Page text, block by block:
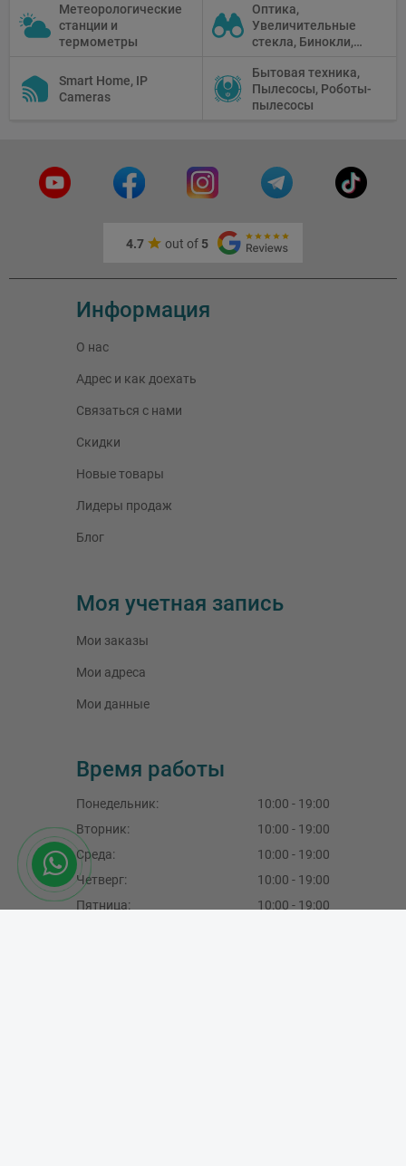
Мониторы,
Профессиональное
видео
Метеорологические
станции и
термометры
Оптика,
Увеличительные
стекла, Бинокли,
Телескопы,
Прицелы,
Микроскопы,
Smart Home, IP
Cameras
Бытовая техника,
Пылесосы, Роботы-
пылесосы
4.7 out of 5
Информация
О нас
Адрес и как доехать
Связаться с нами
Скидки
Новые товары
Лидеры продаж
Блог
Моя учетная запись
Мои заказы
Мои адреса
Мои данные
Время работы
Понедельник:
10:00 - 19:00
Вторник:
10:00 - 19:00
Среда:
10:00 - 19:00
Четверг:
10:00 - 19:00
Пятница:
10:00 - 19:00